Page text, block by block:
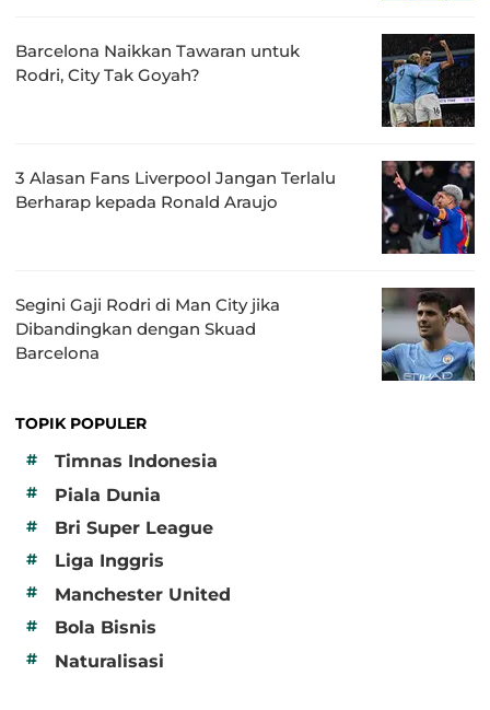
Barcelona Naikkan Tawaran untuk
Rodri, City Tak Goyah?
3 Alasan Fans Liverpool Jangan Terlalu
Berharap kepada Ronald Araujo
Segini Gaji Rodri di Man City jika
Dibandingkan dengan Skuad
Barcelona
TOPIK POPULER
#
Timnas Indonesia
# Piala Dunia
# Bri Super League
# Liga Inggris
# Manchester United
# Bola Bisnis
# Naturalisasi